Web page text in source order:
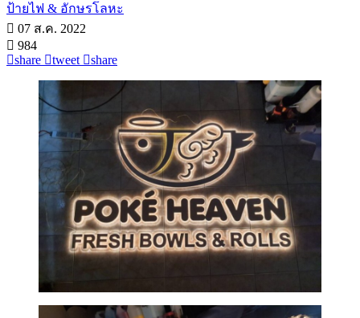
ป้ายไฟ & อักษรโลหะ
07 ส.ค. 2022
984
share
tweet share